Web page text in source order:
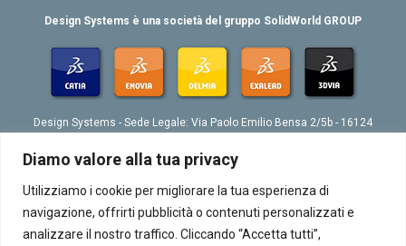
Diamo valore alla tua privacy
Utilizziamo i cookie per migliorare la tua esperienza di
navigazione, offrirti pubblicità o contenuti personalizzati e
analizzare il nostro traffico. Cliccando “Accetta tutti”,
Design Systems è una società del gruppo SolidWorld GROUP
Design Systems - Sede Legale: Via Paolo Emilio Bensa 2/5b - 16124
Tel. 039 010 4074802 - Fax 039 010 4073276 - Email:
info@designsystemsplm.it
P. IVA 01566570998